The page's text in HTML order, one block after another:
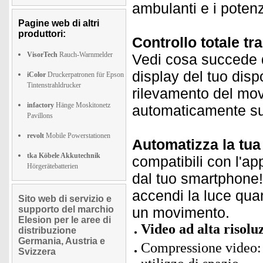
Pagine web di altri
produttori:
VisorTech Rauch-Warnmelder
iColor Druckerpatronen für Epson
Tintenstrahldrucker
infactory Hänge Moskitonetz
Pavillons
revolt Mobile Powerstationen
tka Köbele Akkutechnik
Hörgerätebatterien
Sito web di servizio e
supporto del marchio
Elesion per le aree di
distribuzione
Germania, Austria e
Svizzera
ambulanti e i
Controllo totale
Vedi cosa
display del tuo
rilevamento del
automaticamente
Automatizza la
compatibili con
dal tuo
accendi la luce
un movimento.
Video ad alta
Compressione